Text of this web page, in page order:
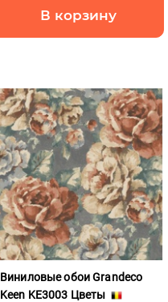
В корзину
Виниловые обои Grandeco
Keen KE3003 Цветы